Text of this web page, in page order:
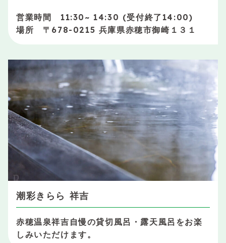
営業時間 11:30~ 14:30 (受付終了14:00)
場所 〒678-0215 兵庫県赤穂市御崎１３１
潮彩きらら 祥吉
赤穂温泉祥吉自慢の貸切風呂・露天風呂をお楽
しみいただけます。